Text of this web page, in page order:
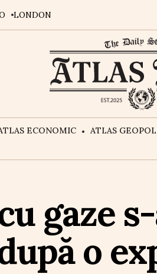
LONDON
ECONOMIC ATLAS
gaze
o